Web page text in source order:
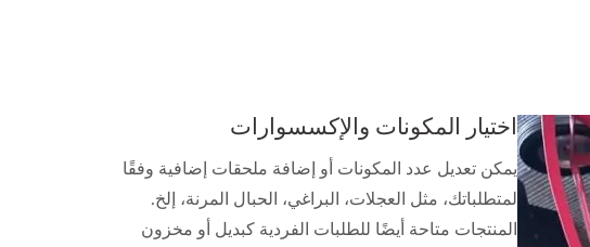
اختيار المكونات والإكسسوارات
يمكن تعديل عدد المكونات أو إضافة ملحقات إضافية وفقًا
لمتطلباتك، مثل العجلات، البراغي، الحبال المرنة، إلخ.
المنتجات متاحة أيضًا للطلبات الفردية كبديل أو مخزون